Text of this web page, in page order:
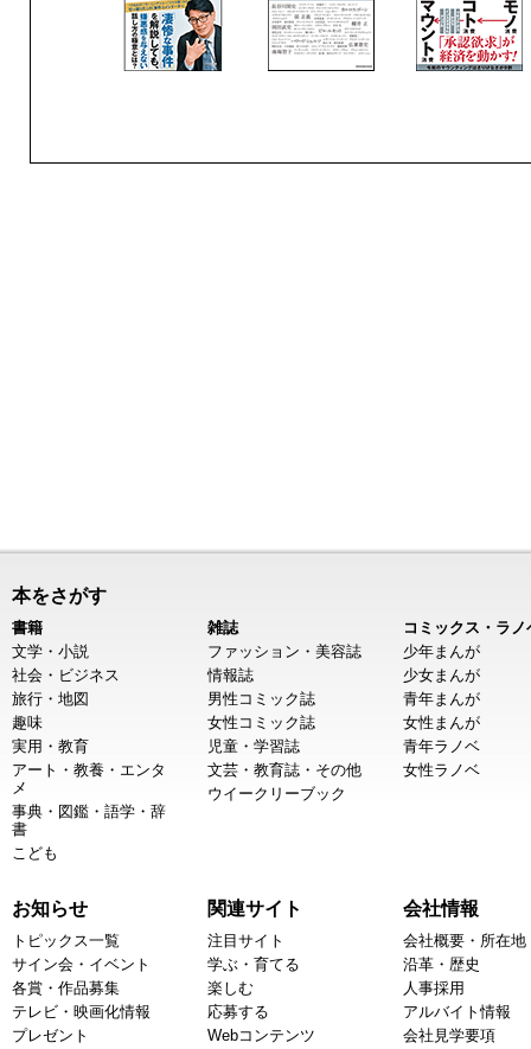
本をさがす
書籍
文学・小説
社会・ビジネス
旅行・地図
趣味
実用・教育
アート・教養・エンタ
メ
事典・図鑑・語学・辞
書
こども
雑誌
ファッション・美容誌
情報誌
男性コミック誌
女性コミック誌
児童・学習誌
文芸・教育誌・その他
ウイークリーブック
コミックス・ラノ
少年まんが
少女まんが
青年まんが
女性まんが
青年ラノベ
女性ラノベ
お知らせ
トピックス一覧
サイン会・イベント
各賞・作品募集
テレビ・映画化情報
プレゼント
関連サイト
注目サイト
学ぶ・育てる
楽しむ
応募する
Webコンテンツ
会社情報
会社概要・所在地
沿革・歴史
人事採用
アルバイト情報
会社見学要項